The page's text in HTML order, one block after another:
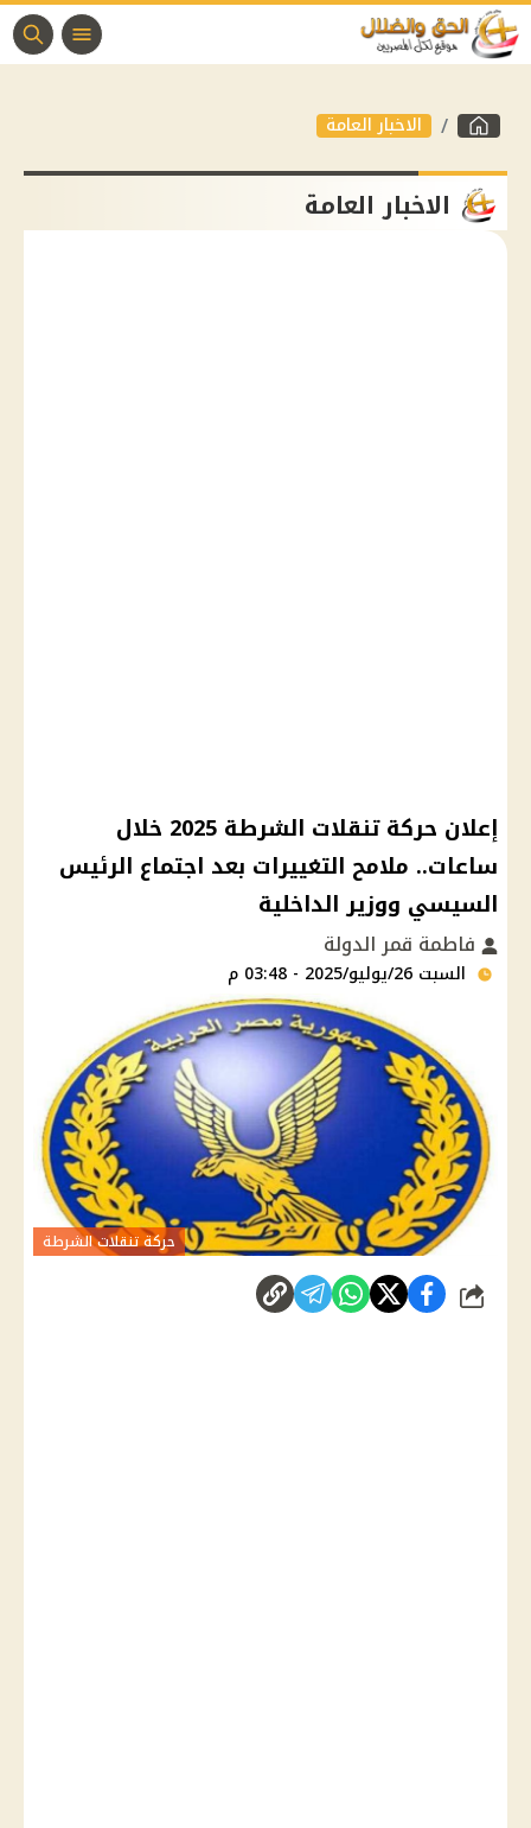
الاخبار العامة
الاخبار العامة
إعلان حركة تنقلات الشرطة 2025 خلال
ساعات.. ملامح التغييرات بعد اجتماع الرئيس
السيسي ووزير الداخلية
فاطمة قمر الدولة
السبت 26/يوليو/2025 - 03:48 م
حركة تنقلات الشرطة
شارك